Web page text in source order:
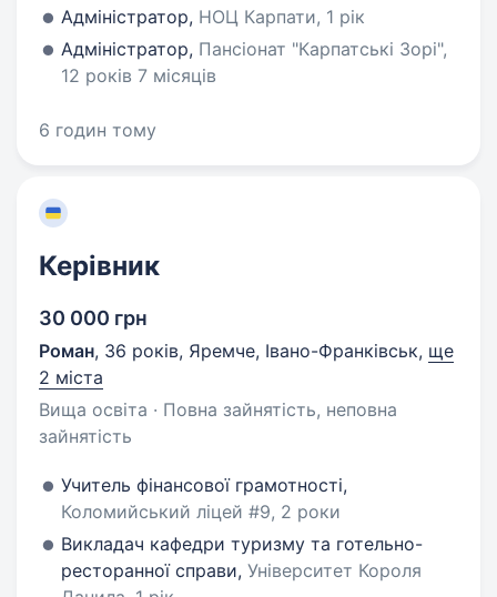
Адміністратор, НОЦ Карпати, 1 рік
Адміністратор, Пансіонат "Карпатські Зорі",
12 років 7 місяців
6 годин тому
Керівник
30 000 грн
Роман, 36 років, Яремче, Івано-Франківськ, ще
2 міста
Вища освіта · Повна зайнятість, неповна
зайнятість
Учитель фінансової грамотності,
Коломийський ліцей #9, 2 роки
Викладач кафедри туризму та готельно-
ресторанної справи, Університет Короля